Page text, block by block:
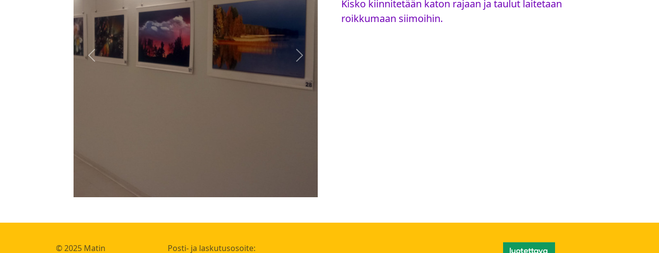
Previous Next
Kisko kiinnitetään katon rajaan ja taulut laitetaan
roikkumaan siimoihin.
© 2025 Matin Posti- ja laskutusosoite: